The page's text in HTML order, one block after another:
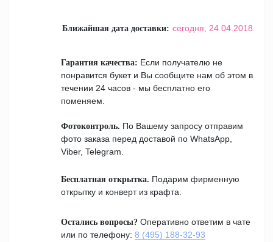
Ближайшая дата доставки: сегодня, 24.04.2018
Гарантия качества: Если получателю не
понравится букет и Вы сообщите нам об этом в
течении 24 часов - мы бесплатно его
поменяем.
Фотоконтроль. По Вашему запросу отправим
фото заказа перед доставой по WhatsApp,
Viber, Telegram.
Бесплатная открытка. Подарим фирменную
открытку и конверт из крафта.
Остались вопросы? Оперативно ответим в чате
или по телефону: 8 (495) 188-32-93